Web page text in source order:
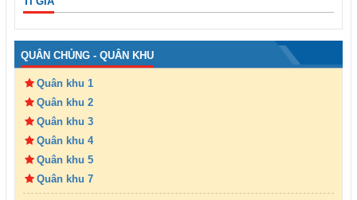
QUÂN CHỦNG - QUÂN KHU
Quân khu 1
Quân khu 2
Quân khu 3
Quân khu 4
Quân khu 5
Quân khu 7